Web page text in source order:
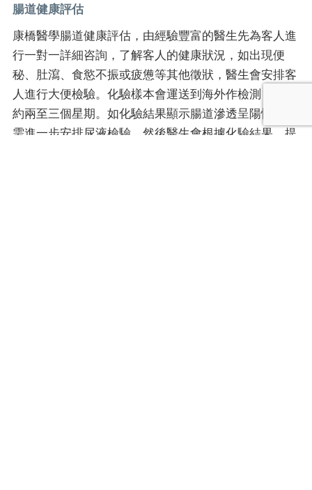
腸道健康評估
康橋醫學腸道健康評估，由經驗豐富的醫生先為客人進
行一對一詳細咨詢，了解客人的健康狀況，如出現便
秘、肚瀉、食慾不振或疲憊等其他徵狀，醫生會安排客
人進行大便檢驗。化驗樣本會運送到海外作檢測，需時
約兩至三個星期。如化驗結果顯示腸道滲透呈陽性，則
需進一步安排尿液檢驗。然後醫生會根據化驗結果，提